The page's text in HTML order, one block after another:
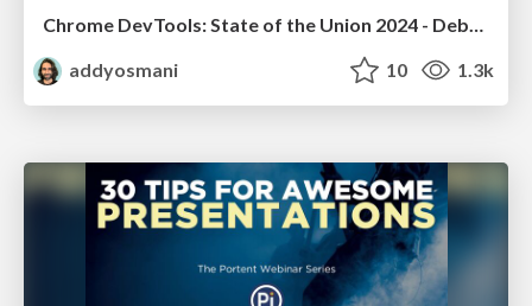
Chrome DevTools: State of the Union 2024 - Debugging React & Beyond
addyosmani
10 1.3k